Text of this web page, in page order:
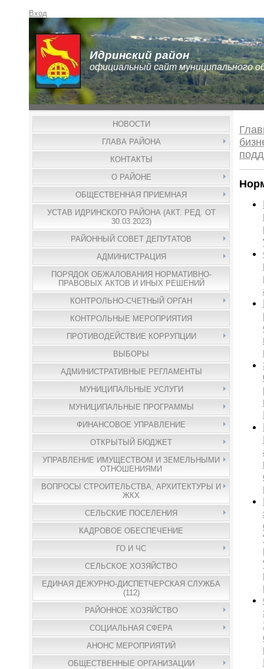
Вход
Идринский район
официальный сайт муниципального
НОВОСТИ
ГЛАВА РАЙОНА
КОНТАКТЫ
О РАЙОНЕ
ОБЩЕСТВЕННАЯ ПРИЕМНАЯ
УСТАВ ИДРИНСКОГО РАЙОНА (АКТ. РЕД. ОТ
30.03.2023)
РАЙОННЫЙ СОВЕТ ДЕПУТАТОВ
АДМИНИСТРАЦИЯ
ПОРЯДОК ОБЖАЛОВАНИЯ НОРМАТИВНО-
ПРАВОВЫХ АКТОВ И ИНЫХ РЕШЕНИЙ
КОНТРОЛЬНО-СЧЕТНЫЙ ОРГАН
КОНТРОЛЬНЫЕ МЕРОПРИЯТИЯ
ПРОТИВОДЕЙСТВИЕ КОРРУПЦИИ
ВЫБОРЫ
АДМИНИСТРАТИВНЫЕ РЕГЛАМЕНТЫ
МУНИЦИПАЛЬНЫЕ УСЛУГИ
МУНИЦИПАЛЬНЫЕ ПРОГРАММЫ
ФИНАНСОВОЕ УПРАВЛЕНИЕ
ОТКРЫТЫЙ БЮДЖЕТ
УПРАВЛЕНИЕ ИМУЩЕСТВОМ И ЗЕМЕЛЬНЫМИ
ОТНОШЕНИЯМИ
ВОПРОСЫ СТРОИТЕЛЬСТВА, АРХИТЕКТУРЫ И
ЖКХ
СЕЛЬСКИЕ ПОСЕЛЕНИЯ
КАДРОВОЕ ОБЕСПЕЧЕНИЕ
ГО И ЧС
СЕЛЬСКОЕ ХОЗЯЙСТВО
ЕДИНАЯ ДЕЖУРНО-ДИСПЕТЧЕРСКАЯ СЛУЖБА
(112)
РАЙОННОЕ ХОЗЯЙСТВО
СОЦИАЛЬНАЯ СФЕРА
АНОНС МЕРОПРИЯТИЙ
ОБЩЕСТВЕННЫЕ ОРГАНИЗАЦИИ